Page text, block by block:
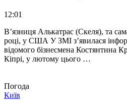
12:01
В’язниця Алькатрас (Скеля), та
році, у США У ЗМІ з’явилася
відомого бізнесмена Костянтина
Кіпрі, у лютому цього …
Погода
Київ